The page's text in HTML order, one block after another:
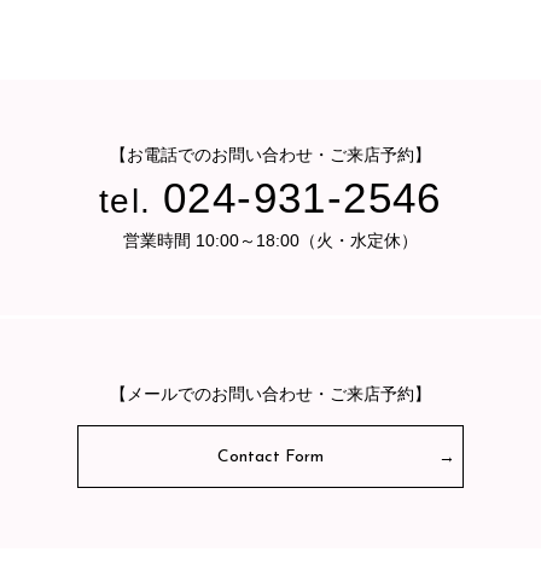
【お電話でのお問い合わせ・ご来店予約】
tel. 024-931-2546
営業時間 10:00～18:00（火・水定休）
【メールでのお問い合わせ・ご来店予約】
Contact Form